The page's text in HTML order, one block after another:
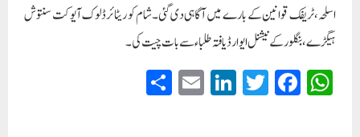
اسلحہ،ٹریفک قوانین کے بارے میں آگاہی دی گئی۔شام کو ریٹائرڈ لوک آیوکت سنتوش
ہیگڑے،بنگلور کے نیشنل ایوارڈ یافتہ طلباء سے بات چیت کی۔
W
ha
Fa
ce
T
wi
Li
nk
E
m